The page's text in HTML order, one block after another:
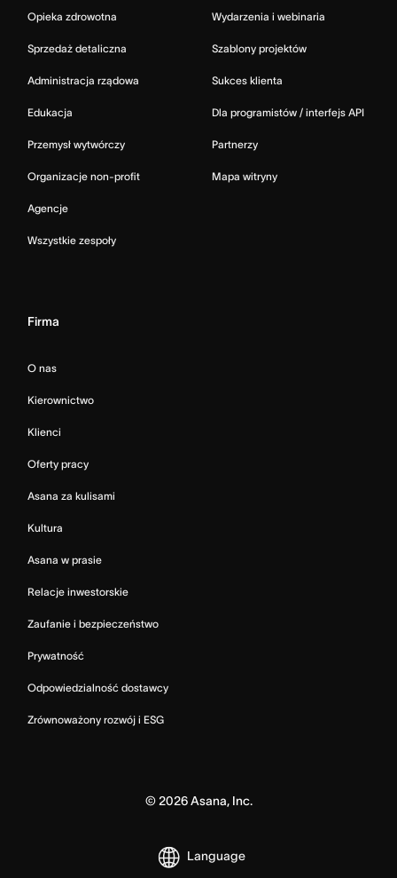
Opieka zdrowotna
Sprzedaż detaliczna
Administracja rządowa
Edukacja
Przemysł wytwórczy
Organizacje non-profit
Agencje
Wszystkie zespoły
Wydarzenia i webinaria
Szablony projektów
Sukces klienta
Dla programistów / interfejs API
Partnerzy
Mapa witryny
Firma
O nas
Kierownictwo
Klienci
Oferty pracy
Asana za kulisami
Kultura
Asana w prasie
Relacje inwestorskie
Zaufanie i bezpieczeństwo
Prywatność
Odpowiedzialność dostawcy
Zrównoważony rozwój i ESG
© 2026Asana, Inc.
Language